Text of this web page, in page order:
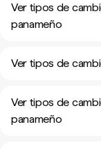
Ver tipos de
panameño
Ver tipos de
Ver tipos de
panameño